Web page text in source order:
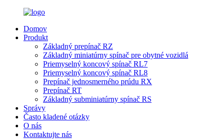
Domov
Produkt
Základný prepínač RZ
Základný miniatúrny spínač pre obytné vozidlá
Priemyselný koncový spínač RL7
Priemyselný koncový spínač RL8
Prepínač jednosmerného prúdu RX
Prepínač RT
Základný subminiatúrny spínač RS
Správy
Často kladené otázky
O nás
Kontaktujte nás